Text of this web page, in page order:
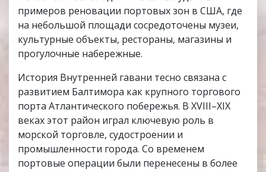
примеров реновации портовых зон в США, где
на небольшой площади сосредоточены музеи,
культурные объекты, рестораны, магазины и
прогулочные набережные.
История Внутренней гавани тесно связана с
развитием Балтимора как крупного торгового
порта Атлантического побережья. В XVIII–XIX
веках этот район играл ключевую роль в
морской торговле, судостроении и
промышленности города. Со временем
портовые операции были перенесены в более